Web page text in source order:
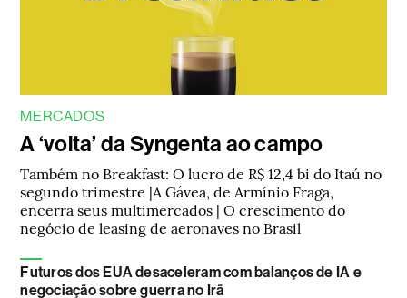
MERCADOS
A ‘volta’ da Syngenta ao campo
Também no Breakfast: O lucro de R$ 12,4 bi do Itaú no
segundo trimestre |A Gávea, de Armínio Fraga,
encerra seus multimercados | O crescimento do
negócio de leasing de aeronaves no Brasil
Futuros dos EUA desaceleram com balanços de IA e
negociação sobre guerra no Irã